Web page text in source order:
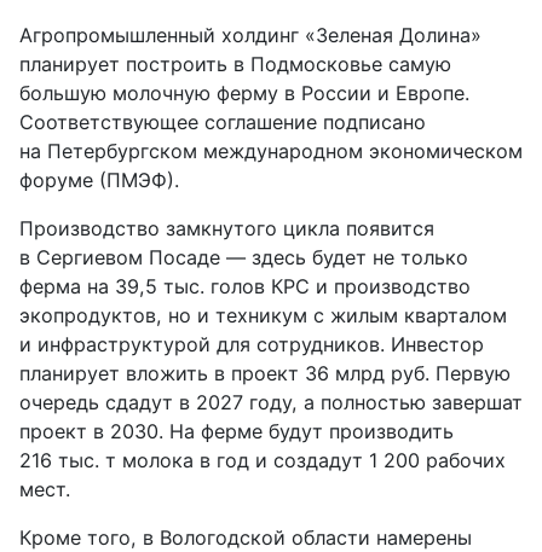
Агропромышленный холдинг «Зеленая Долина»
планирует построить в Подмосковье самую
большую молочную ферму в России и Европе.
Соответствующее соглашение подписано
на Петербургском международном экономическом
форуме (ПМЭФ).
Производство замкнутого цикла появится
в Сергиевом Посаде — здесь будет не только
ферма на 39,5 тыс. голов КРС и производство
экопродуктов, но и техникум с жилым кварталом
и инфраструктурой для сотрудников. Инвестор
планирует вложить в проект 36 млрд руб. Первую
очередь сдадут в 2027 году, а полностью завершат
проект в 2030. На ферме будут производить
216 тыс. т молока в год и создадут 1 200 рабочих
мест.
Кроме того, в Вологодской области намерены